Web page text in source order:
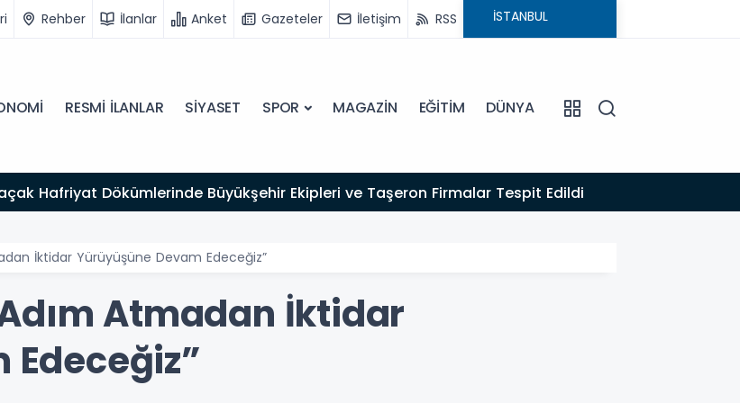
Rehber İlanlar Anket Gazeteler İletişim RSS
RESMİ İLANLAR SİYASET SPOR MAGAZİN EĞİTİM DÜNYA
Hafriyat Dökümlerinde Büyükşehir Ekipleri ve Taşeron Firmalar Tespit Edildi
İktidar Yürüyüşüne Devam Edeceğiz”
Atmadan İktidar